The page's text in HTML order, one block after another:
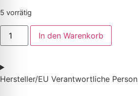
5 vorrätig
In den Warenkorb
Hersteller/EU Verantwortliche Person